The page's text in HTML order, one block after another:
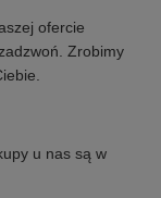
ofercie
Zrobimy
u nas są w